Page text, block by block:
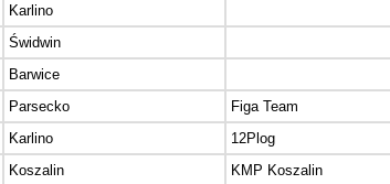
Karlino
Świdwin
Barwice
Parsecko
Figa Team
Karlino
12Plog
Koszalin
KMP Koszalin